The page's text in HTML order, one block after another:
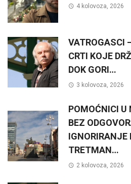
4 kolovoza, 2026
VATROGASCI
CRTI KOJE
DOK GORI…
3 kolovoza, 2026
POMOĆNICI U
BEZ
IGNORIRANJE
TRETMAN…
2 kolovoza, 2026